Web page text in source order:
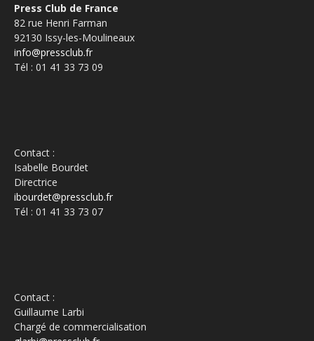
Press Club de France
82 rue Henri Farman
92130 Issy-les-Moulineaux
info@pressclub.fr
Tél : 01 41 33 73 09
Contact :
Isabelle Bourdet
Directrice
ibourdet@pressclub.fr
Tél : 01 41 33 73 07
Contact :
Guillaume Larbi
Chargé de commercialisation